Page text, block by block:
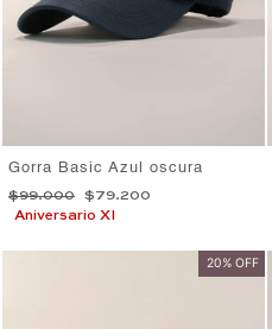
Gorra Basic Azul oscura
Precio
habitual
$99.000
Precio
de
$79.200
Aniversario XI
20% OFF